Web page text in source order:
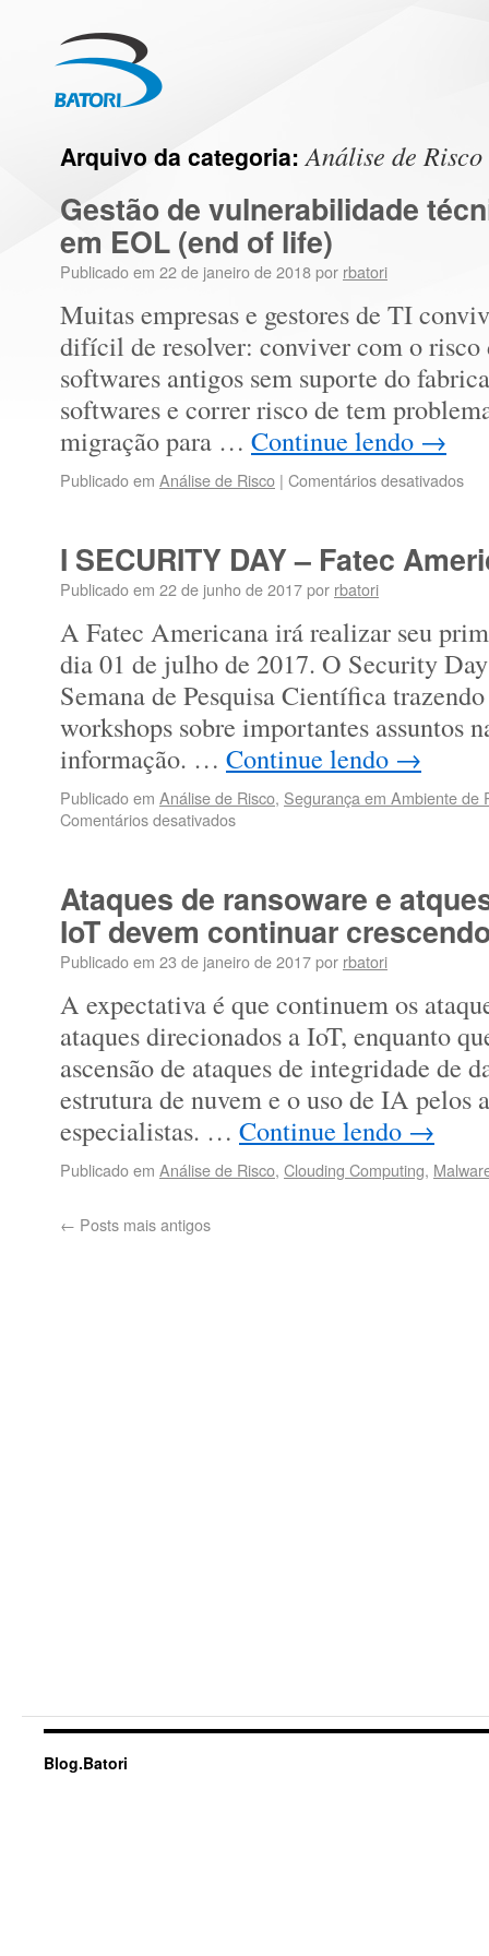
Arquivo da categoria:Análise de Risco
Gestão de vulnerabilidade
em EOL (end of life)
Publicado em 22 de janeiro de 2018por rbatori
Muitas empresas e gestores de TI
difícil de resolver: conviver com o risco
softwares antigos sem suporte do
softwares e correr risco de tem
migração para … Continue lendo →
Publicado em Análise de Risco | Comentários desativados
I SECURITY DAY – Fatec
Publicado em 22 de junho de 2017por rbatori
A Fatec Americana irá realizar seu
dia 01 de julho de 2017. O Security
Semana de Pesquisa Científica
workshops sobre importantes assuntos
informação. … Continue lendo →
Publicado em Análise de Risco, Segurança em Ambiente de
Comentários desativados
Ataques de ransoware e
IoT devem continuar
Publicado em 23 de janeiro de 2017por rbatori
A expectativa é que continuem os
ataques direcionados a IoT, enquanto
ascensão de ataques de integridade de
estrutura de nuvem e o uso de IA pelos
especialistas. … Continue lendo →
Publicado em Análise de Risco, Clouding Computing,
← Posts mais antigos
Blog.Batori